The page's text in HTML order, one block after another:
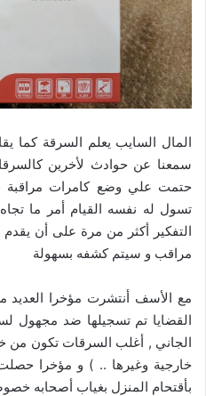
المال السايب يعلم السرقة كما
سمعنا عن حوادث لأخرين
حتمت علي وضع كامرات
تسول له نفسه القيام أمر ما
التفكير أكثر من مرة على أن
مراقب و سيتم كشفه بسهولة
مع الأسف أنتشرت مؤخرا
القضايا تم تسجيلها ضد مجهول
الجاني , أغلب السرقات تكون من
خارجية وغيرها .. ) و مؤخرا
بأقتحام المنزل بغياب أصحابه